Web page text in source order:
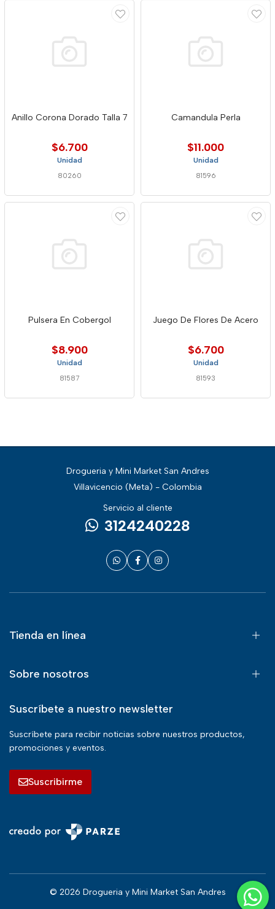
Anillo Corona Dorado Talla 7
$6.700
Unidad
80260
Camandula Perla
$11.000
Unidad
81596
Pulsera En Cobergol
$8.900
Unidad
81587
Juego De Flores De Acero
$6.700
Unidad
81593
Drogueria y Mini Market San Andres
Villavicencio (Meta) - Colombia
Servicio al cliente
3124240228
Tienda en línea
Sobre nosotros
Suscríbete a nuestro newsletter
Suscríbete para recibir noticias sobre nuestros productos,
promociones y eventos.
Suscribirme
© 2026 Drogueria y Mini Market San Andres